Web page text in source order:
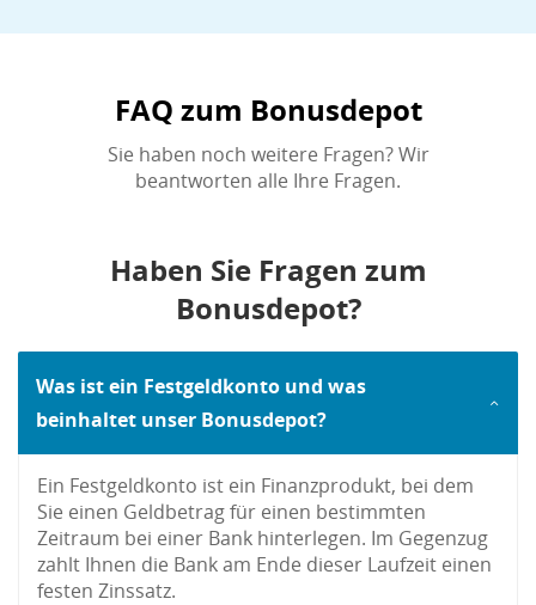
FAQ zum Bonusdepot
Sie haben noch weitere Fragen? Wir
beantworten alle Ihre Fragen.
Haben Sie Fragen zum
Bonusdepot?
Was ist ein Festgeldkonto und was
beinhaltet unser Bonusdepot?
Ein Festgeldkonto ist ein Finanzprodukt, bei dem
Sie einen Geldbetrag für einen bestimmten
Zeitraum bei einer Bank hinterlegen. Im Gegenzug
zahlt Ihnen die Bank am Ende dieser Laufzeit einen
festen Zinssatz.